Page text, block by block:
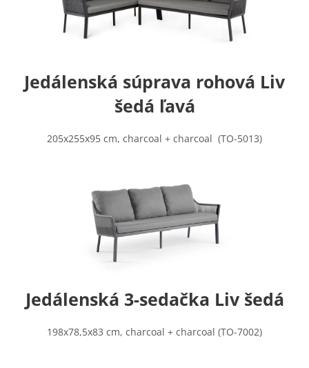
Jedálenská súprava rohová Liv
šedá ľavá
205x255x95 cm, charcoal + charcoal (TO-5013)
Jedálenská 3-sedačka Liv šedá
198x78,5x83 cm, charcoal + charcoal (TO-7002)